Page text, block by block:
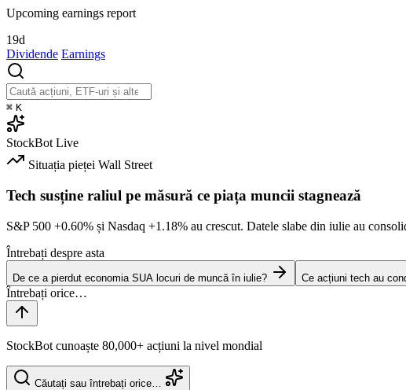
Upcoming earnings report
19d
Dividende Earnings
⌘ K
StockBot Live
Situația pieței Wall Street
Tech susține raliul pe măsură ce piața muncii stagnează
S&P 500 +0.60% și Nasdaq +1.18% au crescut. Datele slabe din iulie au
Întrebați despre asta
De ce a pierdut economia SUA locuri de muncă în iulie? Ce acțiuni tech au
StockBot cunoaște 80,000+ acțiuni la nivel mondial
Căutați sau întrebați orice…